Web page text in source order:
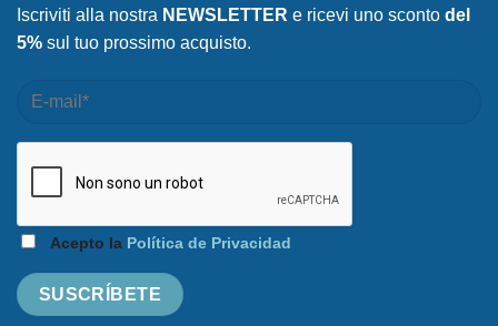
Iscriviti alla nostra NEWSLETTER e ricevi uno sconto del
5% sul tuo prossimo acquisto.
Acepto la Política de Privacidad